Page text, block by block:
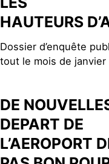
HAUTEURS
Dossier d’enquête
tout le mois de
DE
DEPART DE
L’AEROPORT